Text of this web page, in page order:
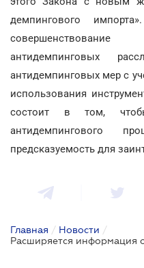
демпингового
антидемпинговых
антидемпинговых мер с
использования
состоит в том,
антидемпингового
предсказуемость для
Главная / Новости /